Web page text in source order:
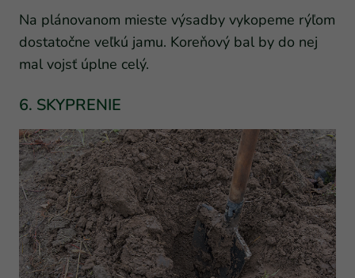
Na plánovanom mieste výsadby vykopeme rýľom
dostatočne veľkú jamu. Koreňový bal by do nej
mal vojsť úplne celý.
6. SKYPRENIE